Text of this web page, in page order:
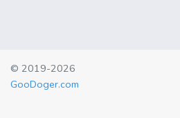
© 2019-2026
GooDoger.com